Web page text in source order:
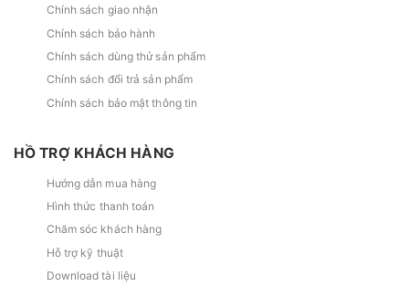
Chính sách giao nhận
Chính sách bảo hành
Chính sách dùng thử sản phẩm
Chính sách đổi trả sản phẩm
Chính sách bảo mật thông tin
HỒ TRỢ KHÁCH HÀNG
Hướng dẫn mua hàng
Hình thức thanh toán
Chăm sóc khách hàng
Hỗ trợ kỹ thuật
Download tài liệu